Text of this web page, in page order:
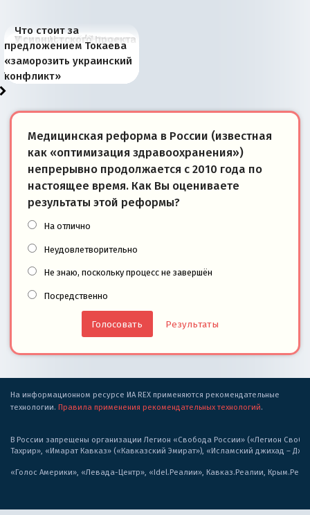
В России назрели
перемены: 15 шагов к
суверенной экономике
Миграционный пожар
Европы
Россия начинает
сбрасывать балласт
Анкориджа
Россия зимой 1904
года: первые уступки во
внутренней политике
Русская нация вчера и
сегодня
Почему правый крах в
Варшаве не поможет её
отношениям с Россией?
Место Науру / Науэро в
современной истории
Южной Осетии
У сионистского проекта
появилось украинское
измерение
Что стоит за
предложением Токаева
«заморозить украинский
конфликт»
Медицинская реформа в России (известная
как «оптимизация здравоохранения»)
непрерывно продолжается с 2010 года по
настоящее время. Как Вы оцениваете
результаты этой реформы?
На отлично
Неудовлетворительно
Не знаю, поскольку процесс не завершён
Посредственно
Результаты
На информационном ресурсе ИА REX применяются рекомендательные
технологии. Правила применения рекомендательных технологий.
В России запрещены организации Легион «Свобода России» («Легион
Тахрир», «Имарат Кавказ» («Кавказский Эмират»), «Исламский джихад –
«Голос Америки», «Левада-Центр», «Idel.Реалии», Кавказ.Реалии,